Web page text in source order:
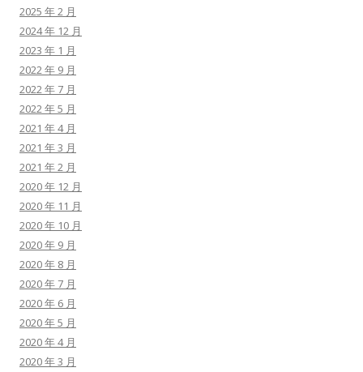
2025 年 2 月
2024 年 12 月
2023 年 1 月
2022 年 9 月
2022 年 7 月
2022 年 5 月
2021 年 4 月
2021 年 3 月
2021 年 2 月
2020 年 12 月
2020 年 11 月
2020 年 10 月
2020 年 9 月
2020 年 8 月
2020 年 7 月
2020 年 6 月
2020 年 5 月
2020 年 4 月
2020 年 3 月